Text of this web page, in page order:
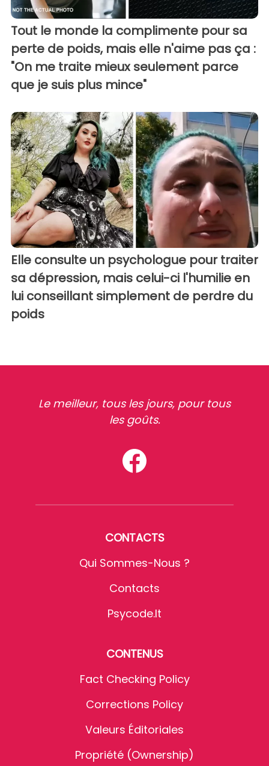
Tout le monde la complimente pour sa
perte de poids, mais elle n'aime pas ça :
"On me traite mieux seulement parce
que je suis plus mince"
Elle consulte un psychologue pour traiter
sa dépression, mais celui-ci l'humilie en
lui conseillant simplement de perdre du
poids
Le meilleur, tous les jours, pour tous
les goûts.
CONTACTS
Qui Sommes-Nous ?
Contacts
Psycode.it
CONTENUS
Fact Checking Policy
Corrections Policy
Valeurs Éditoriales
Propriété (Ownership)